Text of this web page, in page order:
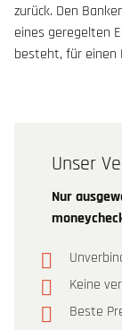
zurück. Den
eines geregelten
besteht, für einen
Unser
Nur
Keine
Beste